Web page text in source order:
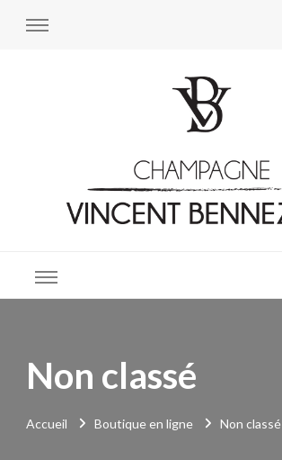
Non classé
Accueil Boutique en ligne Non classé